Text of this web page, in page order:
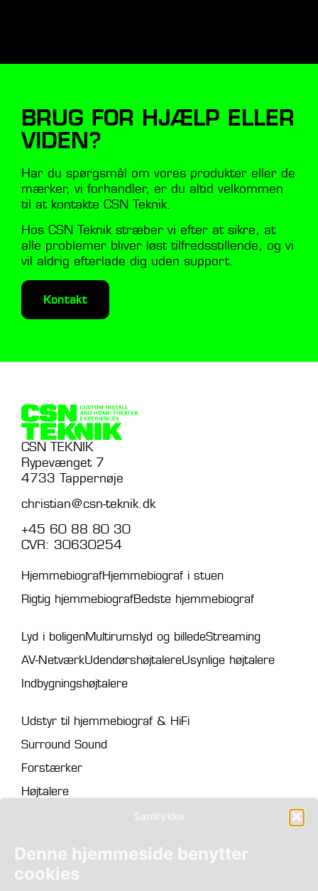
Samtykke
Denne hjemmeside benytter
cookies
BRUG FOR HJÆLP ELLER
VIDEN?
Har du spørgsmål om vores produkter eller de
mærker, vi forhandler, er du altid velkommen
til at kontakte CSN Teknik.
Hos CSN Teknik stræber vi efter at sikre, at
alle problemer bliver løst tilfredsstillende, og vi
vil aldrig efterlade dig uden support.
Kontakt
CSN TEKNIK
Rypevænget 7
4733 Tappernøje
christian@csn-teknik.dk
+45 60 88 80 30
CVR: 30630254
HjemmebiografHjemmebiograf i stuen
Rigtig hjemmebiografBedste hjemmebiograf
Lyd i boligenMultirumslyd og billedeStreaming
AV-NetværkUdendørshøjtalereUsynlige højtalere
Indbygningshøjtalere
Udstyr til hjemmebiograf & HiFi
Surround Sound
Forstærker
Højtalere
Skærme